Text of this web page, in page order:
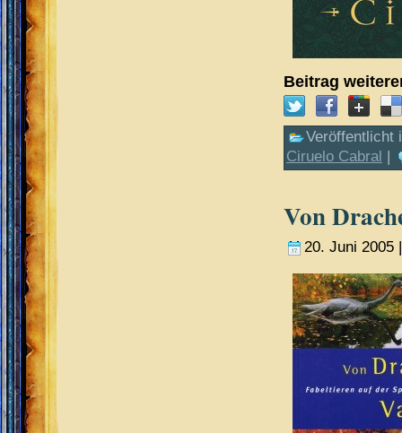
Beitrag
Veröffentlicht
Ciruelo Cabral
Von
20. Juni 2005